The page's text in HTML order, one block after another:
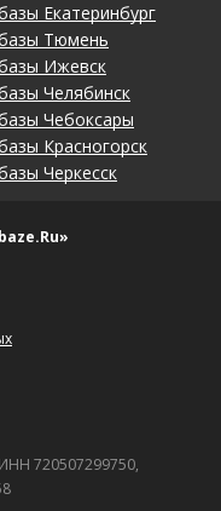
Екатеринбург
Тюмень
Ижевск
Челябинск
Чебоксары
Красногорск
Черкесск
720507299750,